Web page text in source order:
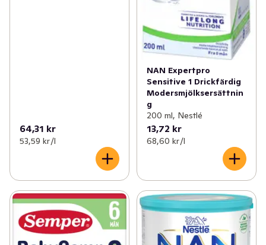
64,31 kr
53,59 kr /l
NAN Expertpro
Sensitive 1 Drickfärdig
Modersmjölksersättnin
g
200 ml, Nestlé
13,72 kr
68,60 kr /l